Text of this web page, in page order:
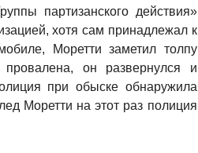
партизанского действия»
хотя сам принадлежал к
Моретти заметил толпу
он развернулся и
при обыске обнаружила
Моретти на этот раз полиция